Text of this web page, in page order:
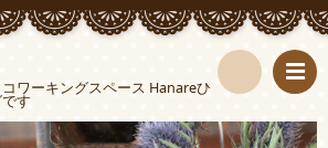
ワーキングスペース Hanareひ
す
検